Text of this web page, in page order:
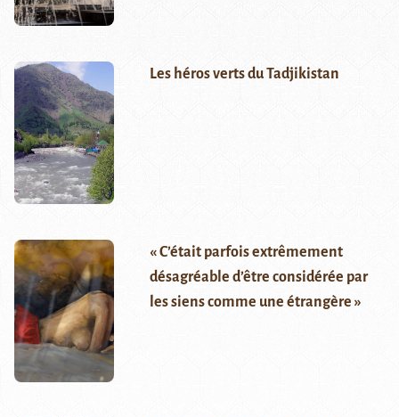
Les héros verts du Tadjikistan
« C’était parfois extrêmement
désagréable d’être considérée par
les siens comme une étrangère »